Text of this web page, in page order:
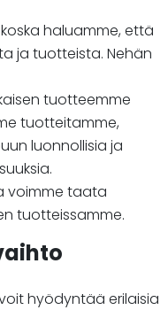
haluamme, että
ja tuotteista. Nehän
tuotteemme
tuotteitamme,
luonnollisia ja
voimme taata
tuotteissamme.
hyödyntää erilaisia